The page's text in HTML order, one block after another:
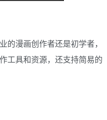
漫画创作者还是初学者，
工具和资源，还支持简易的